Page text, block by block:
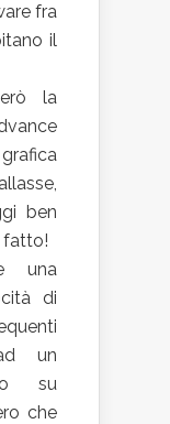
fra
il
la
ben
fatto!
una
di
un
su
che